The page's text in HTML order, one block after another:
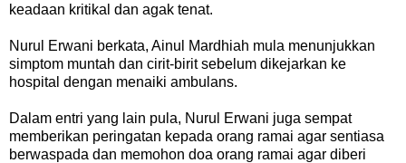
keadaan kritikal dan agak tenat.
Nurul Erwani berkata, Ainul Mardhiah mula menunjukkan
simptom muntah dan cirit-birit sebelum dikejarkan ke
hospital dengan menaiki ambulans.
Dalam entri yang lain pula, Nurul Erwani juga sempat
memberikan peringatan kepada orang ramai agar sentiasa
berwaspada dan memohon doa orang ramai agar diberi